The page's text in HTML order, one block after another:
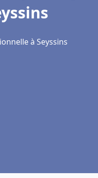
à Seyssins